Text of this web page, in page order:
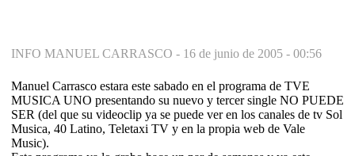
INFO MANUEL CARRASCO - 16 de junio de 2005 - 00:56
Manuel Carrasco estara este sabado en el programa de TVE
MUSICA UNO presentando su nuevo y tercer single NO PUEDE
SER (del que su videoclip ya se puede ver en los canales de tv Sol
Musica, 40 Latino, Teletaxi TV y en la propia web de Vale
Music).